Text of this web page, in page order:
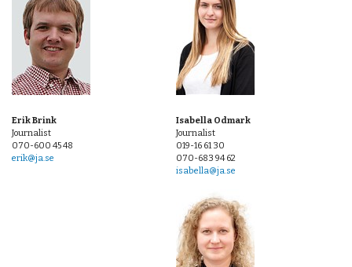
Erik Brink
Journalist
070-600 45 48
erik@ja.se
Isabella Odmark
Journalist
019-16 61 30
070-683 94 62
isabella@ja.se